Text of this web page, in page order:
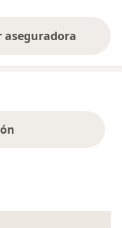
aseguradora